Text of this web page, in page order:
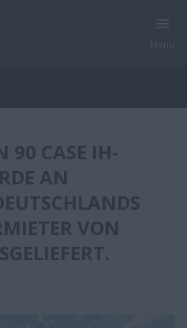
90 CASE IH-
AN
VON